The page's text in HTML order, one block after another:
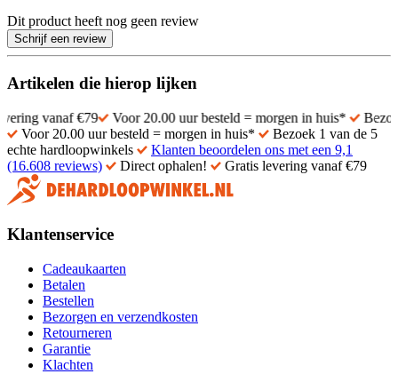
Dit product heeft nog geen review
Schrijf een review
Artikelen die hierop lijken
€79 Voor 20.00 uur besteld = morgen in huis*
Bezoek 1 van
Voor 20.00 uur besteld = morgen in huis*
Bezoek 1 van de 5
echte hardloopwinkels
Klanten beoordelen ons met een 9,1
(16.608 reviews)
Direct ophalen! Gratis levering vanaf €79
Klantenservice
Cadeaukaarten
Betalen
Bestellen
Bezorgen en verzendkosten
Retourneren
Garantie
Klachten